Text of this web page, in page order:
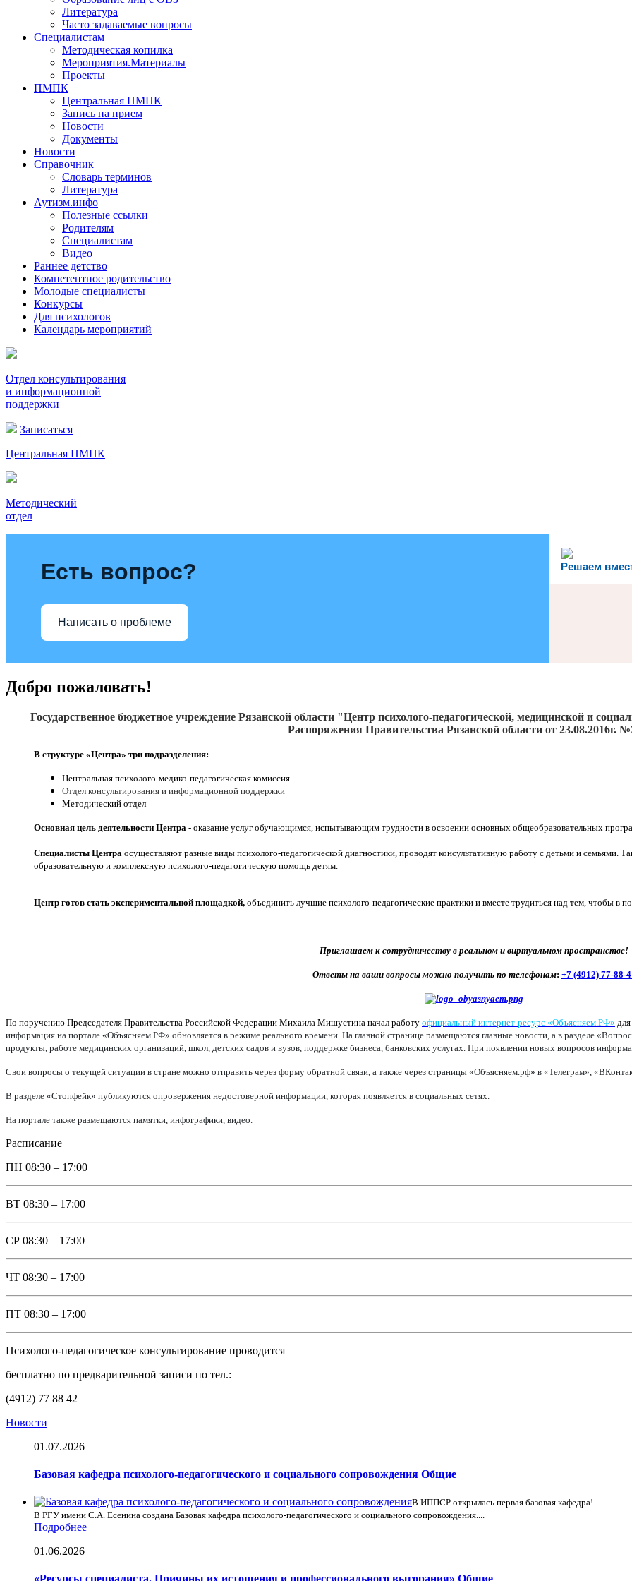
Литература
Часто задаваемые вопросы
Специалистам
Методическая копилка
Мероприятия.Материалы
Проекты
ПМПК
Центральная ПМПК
Запись на прием
Новости
Документы
Новости
Справочник
Словарь терминов
Литература
Аутизм.инфо
Полезные ссылки
Родителям
Специалистам
Видео
Раннее детство
Компетентное родительство
Молодые специалисты
Конкурсы
Для психологов
Календарь мероприятий
Отдел консультирования
и информационной
поддержки
Записаться
Центральная ПМПК
Методический
отдел
Решаем
Есть вопрос?
Написать о проблеме
Добро пожаловать!
Государственное бюджетное учреждение Рязанской области "Центр психолого-педагогической, медицинской и
Распоряжения Правительства Рязанской области от 23.08.2016г.
В структуре «Центра» три подразделения:
Центральная психолого-медико-педагогическая комиссия
Отдел консультирования и информационной поддержки
Методический отдел
Основная цель деятельности Центра - оказание услуг обучающимся, испытывающим трудности в освоении основных общеобразовательных
Специалисты Центра осуществляют разные виды психолого-педагогической диагностики, проводят консультативную работу с детьми и
образовательную и комплексную психолого-педагогическую помощь детям.
Центр готов стать экспериментальной площадкой, объединить лучшие психолого-педагогические практики и вместе трудиться над тем, чтобы в
Приглашаем к сотрудничеству в реальном и виртуальном пространстве!
Ответы на ваши вопросы можно получить по телефонам: +7 (4912) 77-88-
По поручению Председателя Правительства Российской Федерации Михаила Мишустина начал работу официальный интернет-ресурс «Объясняем.РФ»
информация на портале «Объясняем.РФ» обновляется в режиме реального времени. На главной странице размещаются главные новости, а в разделе
продукты, работе медицинских организаций, школ, детских садов и вузов, поддержке бизнеса, банковских услугах. При появлении новых вопросов
Свои вопросы о текущей ситуации в стране можно отправить через форму обратной связи, а также через страницы «Объясняем.рф» в «Телеграм»,
В разделе «Стопфейк» публикуются опровержения недостоверной информации, которая появляется в социальных сетях.
На портале также размещаются памятки, инфографики, видео.
Расписание
ПН 08:30 – 17:00
ВТ 08:30 – 17:00
СР 08:30 – 17:00
ЧТ 08:30 – 17:00
ПТ 08:30 – 17:00
Психолого-педагогическое консультирование проводится
бесплатно по предварительной записи по тел.:
(4912) 77 88 42
Новости
01.07.2026
Базовая кафедра психолого-педагогического и социального сопровождения Общие
В ИППСР открылась первая базовая кафедра!
В РГУ имени С.А. Есенина создана Базовая кафедра психолого-педагогического и социального сопровождения....
Подробнее
01.06.2026